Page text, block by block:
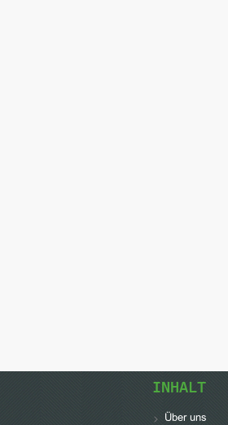
INHALT
Über uns